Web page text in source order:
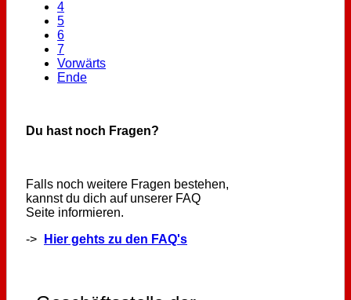
4
5
6
7
Vorwärts
Ende
Du hast noch Fragen?
Falls noch weitere Fragen bestehen,
kannst du dich auf unserer FAQ
Seite informieren.
->
Hier gehts zu den FAQ's